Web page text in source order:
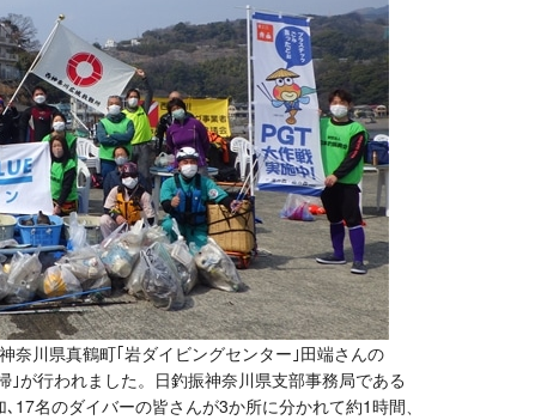
奈川県真鶴町｢岩ダイビングセンター｣田端さんの
が行われました。日釣振神奈川県支部事務局である
名のダイバーの皆さんが3か所に分かれて約1時間、